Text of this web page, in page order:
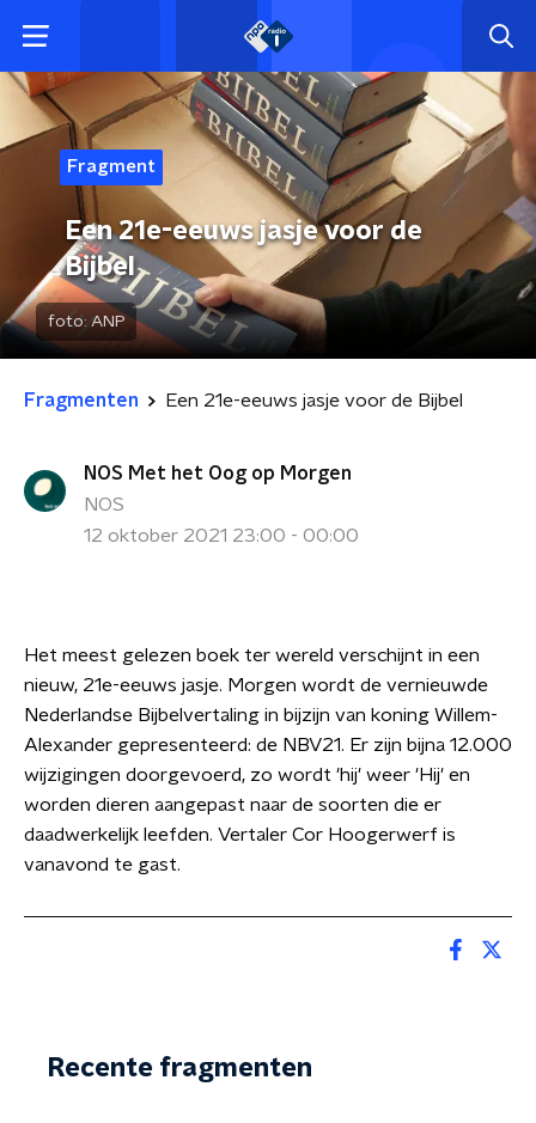
Fragment
Een 21e-eeuws jasje voor de
Bijbel
foto: ANP
Fragmenten Een 21e-eeuws jasje voor de Bijbel
NOS Met het Oog op Morgen
NOS
12 oktober 2021 23:00 - 00:00
Het meest gelezen boek ter wereld verschijnt in een
nieuw, 21e-eeuws jasje. Morgen wordt de vernieuwde
Nederlandse Bijbelvertaling in bijzijn van koning Willem-
Alexander gepresenteerd: de NBV21. Er zijn bijna 12.000
wijzigingen doorgevoerd, zo wordt 'hij' weer 'Hij' en
worden dieren aangepast naar de soorten die er
daadwerkelijk leefden. Vertaler Cor Hoogerwerf is
vanavond te gast.
Recente fragmenten